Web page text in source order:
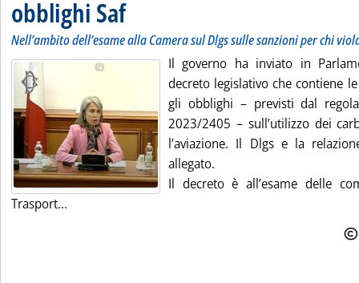
obblighi Saf
Nell’ambito dell’esame alla Camera sul Dlgs sulle sanzioni per chi
Il governo ha inviato in
decreto legislativo che contiene
gli obblighi – previsti dal
2023/2405 – sull’utilizzo dei
l’aviazione. Il Dlgs e la
allegato.
Il decreto è all’esame delle
Trasport...